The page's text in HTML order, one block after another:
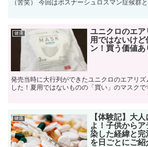
（苦笑） 今回はポスナーシュロスマン症候群
健康
ユニクロのエ
用ではないけ
ン！買う価値あ
発売当時に大行列ができたユニクロのエアリズ
した！夏用ではないものの「買い」のマスクで
健康
【体験記】大
よ！子供から
染した経緯と
を日ごとにご紹